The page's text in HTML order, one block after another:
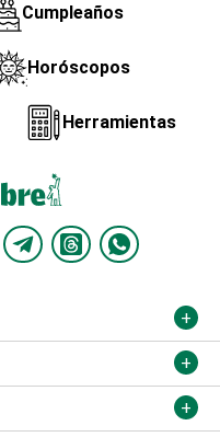
Cumpleaños
Horóscopos
Herramientas